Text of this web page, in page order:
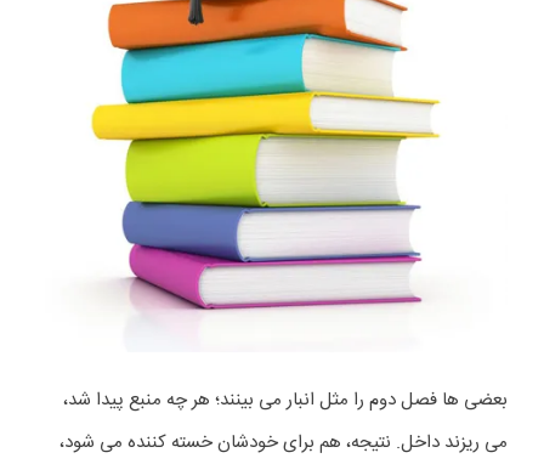
بعضی ها فصل دوم را مثل انبار می بینند؛ هر چه منبع پیدا شد،
می ریزند داخل. نتیجه، هم برای خودشان خسته کننده می شود،